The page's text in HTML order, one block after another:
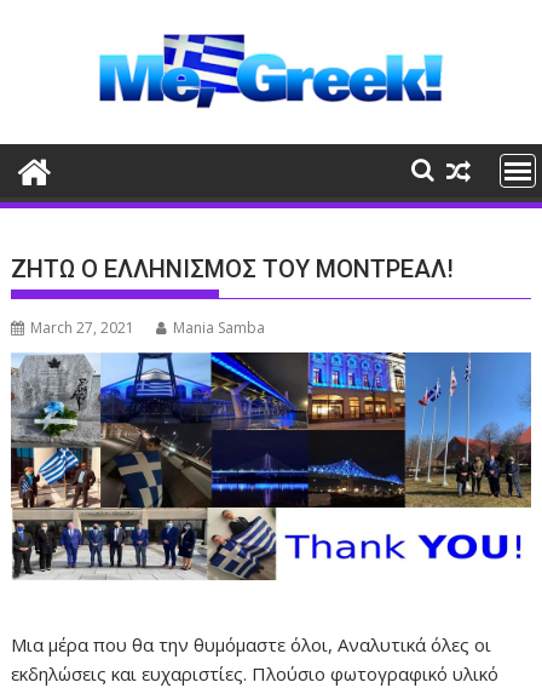
ΖΗΤΩ Ο ΕΛΛΗΝΙΣΜΟΣ ΤΟΥ ΜΟΝΤΡΕΑΛ!
March 27, 2021 Mania Samba
Μια μέρα που θα την θυμόμαστε όλοι, Αναλυτικά όλες οι
εκδηλώσεις και ευχαριστίες. Πλούσιο φωτογραφικό υλικό